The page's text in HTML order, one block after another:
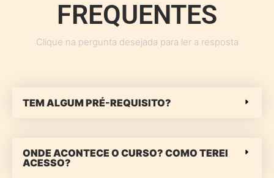
FREQUENTES
Clique na pergunta desejada para ler a resposta
TEM ALGUM PRÉ-REQUISITO?
ONDE ACONTECE O CURSO? COMO TEREI
ACESSO?